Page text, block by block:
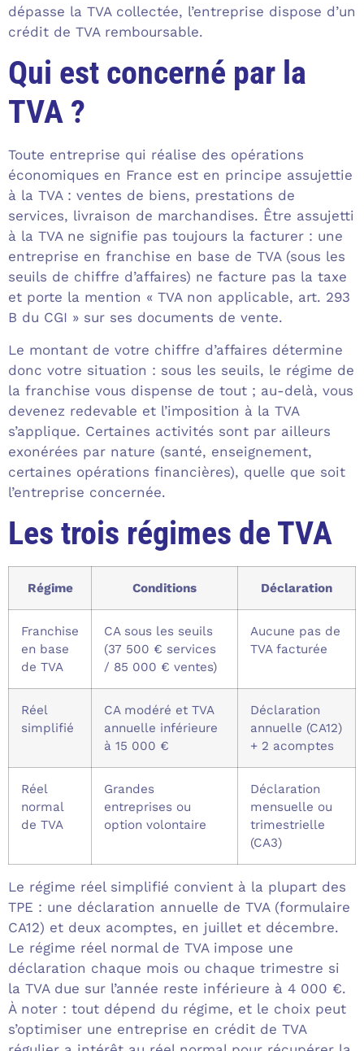
dépasse la TVA collectée, l’entreprise dispose d’un
crédit de TVA remboursable.
Qui est concerné par la
TVA ?
Toute entreprise qui réalise des opérations
économiques en France est en principe assujettie
à la TVA : ventes de biens, prestations de
services, livraison de marchandises. Être assujetti
à la TVA ne signifie pas toujours la facturer : une
entreprise en franchise en base de TVA (sous les
seuils de chiffre d’affaires) ne facture pas la taxe
et porte la mention « TVA non applicable, art. 293
B du CGI » sur ses documents de vente.
Le montant de votre chiffre d’affaires détermine
donc votre situation : sous les seuils, le régime de
la franchise vous dispense de tout ; au-delà, vous
devenez redevable et l’imposition à la TVA
s’applique. Certaines activités sont par ailleurs
exonérées par nature (santé, enseignement,
certaines opérations financières), quelle que soit
l’entreprise concernée.
Les trois régimes de TVA
Régime Conditions Déclaration
Franchise
en base
de TVA
CA sous les seuils
(37 500 € services
/ 85 000 € ventes)
Aucune pas de
TVA facturée
Réel
simplifié
CA modéré et TVA
annuelle inférieure
à 15 000 €
Déclaration
annuelle (CA12)
+ 2 acomptes
Réel
normal
de TVA
Grandes
entreprises ou
option volontaire
Déclaration
mensuelle ou
trimestrielle
(CA3)
Le régime réel simplifié convient à la plupart des
TPE : une déclaration annuelle de TVA (formulaire
CA12) et deux acomptes, en juillet et décembre.
Le régime réel normal de TVA impose une
déclaration chaque mois ou chaque trimestre si
la TVA due sur l’année reste inférieure à 4 000 €.
À noter : tout dépend du régime, et le choix peut
s’optimiser une entreprise en crédit de TVA